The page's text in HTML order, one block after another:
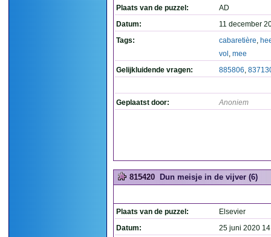
Plaats van de puzzel:
AD
Datum:
11 december
Tags:
cabaretière,
vol , mee
Gelijkluidende vragen:
885806,
Geplaatst door: Anoniem
815420 Dun meisje in de vijver (6)
Plaats van de puzzel:
Elsevier
Datum:
25 juni 2020